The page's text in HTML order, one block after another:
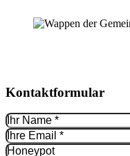
Kontakt­formular